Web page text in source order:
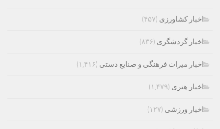
اخبار کشاورزی (۴۵۷)
اخبار گردشگری (۸۳۶)
اخبار میراث فرهنگی و صنایع دستی (۱,۴۱۶)
اخبار هنری (۱,۴۷۹)
اخبار ورزشی (۱۲۷)